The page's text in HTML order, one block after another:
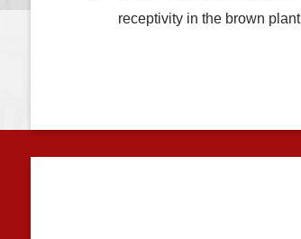
receptivity in the brown